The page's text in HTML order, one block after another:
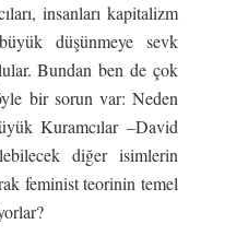
insanları kapitalizm
düşünmeye sevk
Bundan ben de çok
bir sorun var: Neden
Kuramcılar –David
diğer isimlerin
feminist teorinin temel